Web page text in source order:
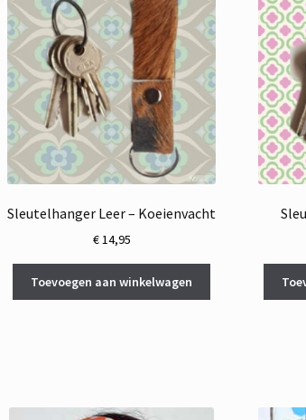
Sleutelhanger Leer – Koeienvacht
€14,95
Toevoegen aan winkelwagen